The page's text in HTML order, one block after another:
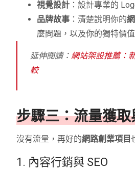
視覺設計 ：設計專業的
品牌故事 ：清楚說明你的
麼問題，以及你的獨特價值
延伸閱讀： 網站架設推薦：
較
步驟三：流量獲取
沒有流量，再好的網路創業項目
1. 內容行銷與 SEO